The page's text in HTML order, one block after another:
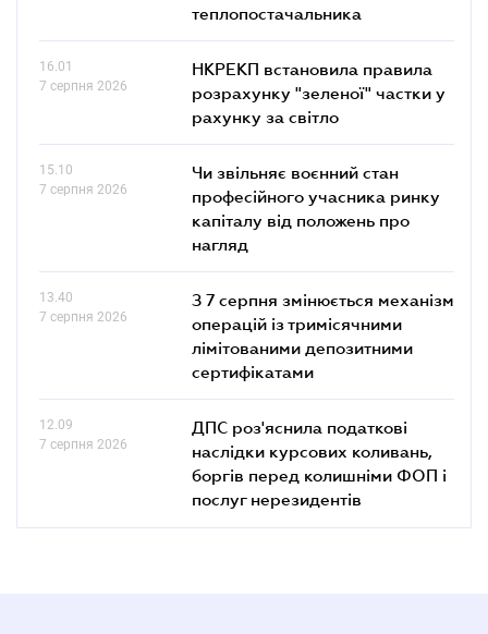
теплопостачальника
16.01
7 серпня 2026
НКРЕКП встановила правила
розрахунку "зеленої" частки у
рахунку за світло
15.10
7 серпня 2026
Чи звільняє воєнний стан
професійного учасника ринку
капіталу від положень про
нагляд
13.40
7 серпня 2026
З 7 серпня змінюється механізм
операцій із тримісячними
лімітованими депозитними
сертифікатами
12.09
7 серпня 2026
ДПС роз'яснила податкові
наслідки курсових коливань,
боргів перед колишніми ФОП і
послуг нерезидентів